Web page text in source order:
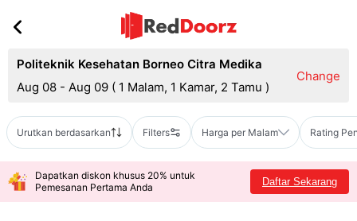
Politeknik Kesehatan Borneo Citra Medika
Aug 08 - Aug 09 ( 1 Malam, 1 Kamar, 2 Tamu )
Change
Urutkan berdasarkan Filters Harga per Malam Rating
Dapatkan diskon khusus 20% untuk
Pemesanan Pertama Anda
Daftar Sekarang